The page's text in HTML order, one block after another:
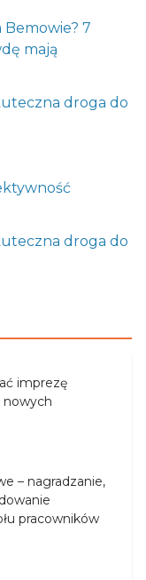
7
mają
droga do
droga do
imprezę
nowych
– nagradzanie,
pracowników